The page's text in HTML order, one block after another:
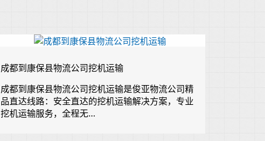
成都到康保县物流公司挖机运输
成都到康保县物流公司挖机运输是俊亚物流公司精
品直达线路：安全直达的挖机运输解决方案，专业
挖机运输服务，全程无...